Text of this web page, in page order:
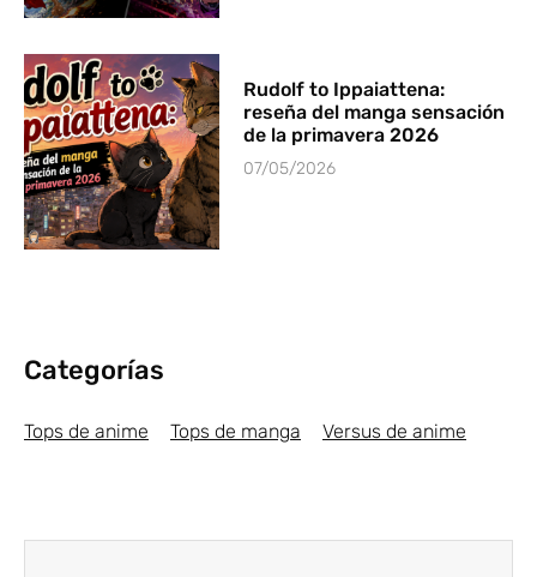
Rudolf to Ippaiattena:
reseña del manga sensación
de la primavera 2026
07/05/2026
Categorías
Tops de anime Tops de manga Versus de anime